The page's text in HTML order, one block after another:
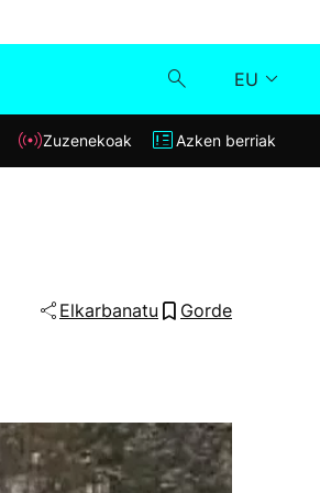
EU
Klisk
Zuzenekoak Azken berriak
Elkarbanatu Gorde